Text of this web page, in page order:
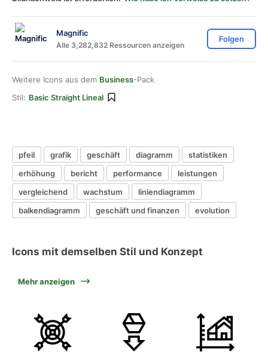
Magnific
Alle 3,282,832 Ressourcen anzeigen
Folgen
Weitere Icons aus dem Business-Pack
Stil: Basic Straight Lineal
pfeil grafik geschäft diagramm
statistiken
erhöhung
bericht performance
leistungen
vergleichend
wachstum
liniendiagramm
balkendiagramm
geschäft und finanzen evolution
Icons mit demselben Stil und Konzept
Mehr anzeigen